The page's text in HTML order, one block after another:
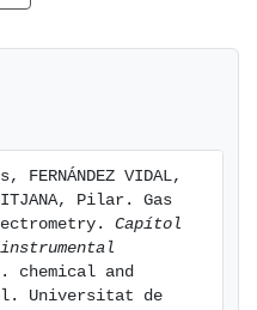
FERNÁNDEZ VIDAL,
Pilar. Gas
Capítol
. chemical and
Universitat de